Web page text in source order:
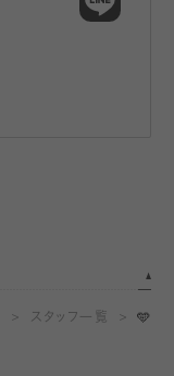
スタッフ一覧
🩵